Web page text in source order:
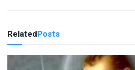
RelatedPosts